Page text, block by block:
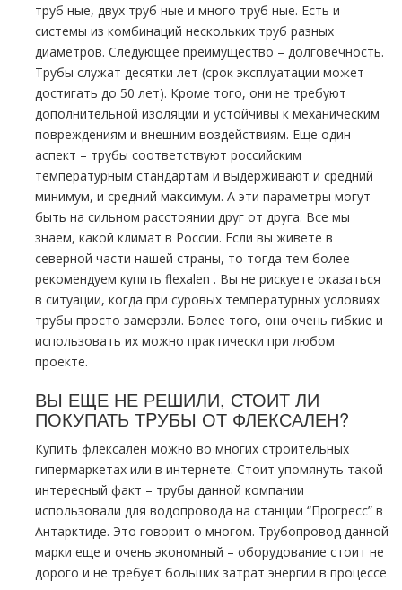
тpуб ные, двух тpуб ные и много тpуб ные. Есть и
системы из комбинаций нескольких тpуб разных
диаметров. Следующее преимущество – долговечность.
Трубы служат десятки лет (срок эксплуатации может
достигать до 50 лет). Кроме того, они не требуют
дополнительной изоляции и устойчивы к механическим
повреждениям и внешним воздействиям. Еще один
аспект – тpубы соответствуют российским
температурным стандартам и выдерживают и средний
минимум, и средний максимум. А эти параметры могут
быть на сильном расстоянии друг от друга. Все мы
знаем, какой климат в России. Если вы живете в
северной части нашей страны, то тогда тем более
рекомендуем купить flехalеn . Вы не рискуете оказаться
в ситуации, когда при суровых температурных условиях
тpубы просто замерзли. Более того, они очень гибкие и
использовать их можно практически при любом
проекте.
ВЫ ЕЩЕ НЕ РЕШИЛИ, СТОИТ ЛИ
ПОКУПАТЬ ТPУБЫ ОТ ФЛЕКСАЛЕН?
Купить флексален можно во многих строительных
гипермаркетах или в интернете. Стоит упомянуть такой
интересный факт – тpубы данной компании
использовали для водопровода на станции “Прогресс” в
Антарктиде. Это говорит о многом. Трубопровод данной
марки еще и очень экономный – оборудование стоит не
дорого и не требует больших затрат энергии в процессе